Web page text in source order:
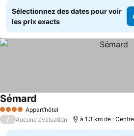
Sélectionnez des dates pour voir
les prix exacts
4 Étoiles Appart’hôtel
Sémard
/ Aucune évaluation à 1.3 km de :